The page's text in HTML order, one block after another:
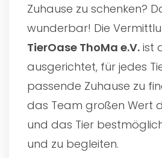
Zuhause zu schenken?
wunderbar! Die
TierOase ThoMa e.V. ist
ausgerichtet, für jedes
passende Zuhause zu
das Team großen Wert
und das Tier
und zu begleiten.